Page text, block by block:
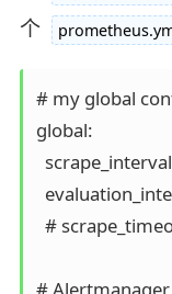
个
# my global
global:
#